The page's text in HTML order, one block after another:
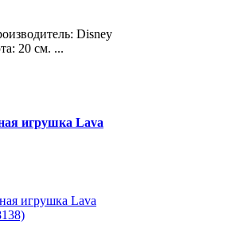
Disney
20 см. ...
игрушка Lava